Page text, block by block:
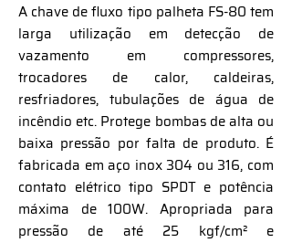
A chave de fluxo tipo palheta FS-80 tem
larga utilização em detecção de
vazamento em compressores,
trocadores de calor, caldeiras,
resfriadores, tubulações de água de
incêndio etc. Protege bombas de alta ou
baixa pressão por falta de produto. É
fabricada em aço inox 304 ou 316, com
contato elétrico tipo SPDT e potência
máxima de 100W. Apropriada para
pressão de até 25 kgf/cm² e